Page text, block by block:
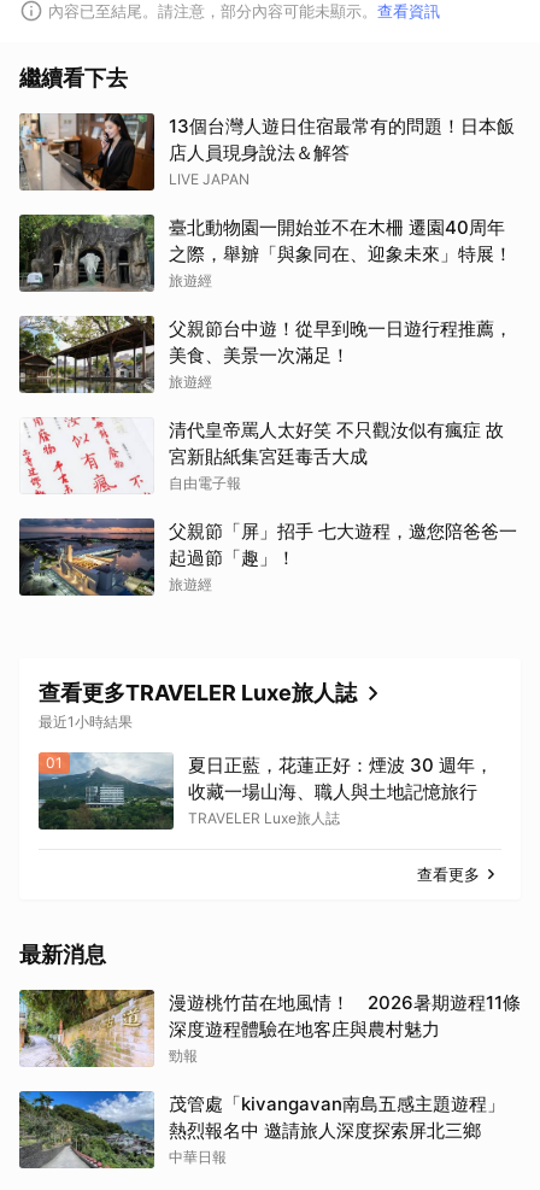
內容已至結尾。請注意，部分內容可能未顯示。 查看資訊
繼續看下去
13個台灣人遊日住宿最常有的問題！日本飯
店人員現身說法＆解答
LIVE JAPAN
臺北動物園一開始並不在木柵 遷園40周年
之際，舉辧「與象同在、迎象未來」特展！
旅遊經
父親節台中遊！從早到晚一日遊行程推薦，
美食、美景一次滿足！
旅遊經
清代皇帝罵人太好笑 不只觀汝似有瘋症 故
宮新貼紙集宮廷毒舌大成
自由電子報
父親節「屏」招手 七大遊程，邀您陪爸爸一
起過節「趣」！
旅遊經
查看更多TRAVELER Luxe旅人誌
最近1小時結果
01
夏日正藍，花蓮正好：煙波 30 週年，
收藏一場山海、職人與土地記憶旅行
TRAVELER Luxe旅人誌
查看更多
最新消息
漫遊桃竹苗在地風情！ 2026暑期遊程11條
深度遊程體驗在地客庄與農村魅力
勁報
茂管處「kivangavan南島五感主題遊程」
熱烈報名中 邀請旅人深度探索屏北三鄉
中華日報